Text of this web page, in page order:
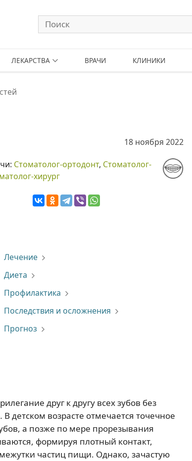
ЛЕКАРСТВА ВРАЧИ КЛИНИКИ
18 ноября 2022
Стоматолог-ортодонт, Стоматолог-
хирург
Лечение
Диета
Профилактика
Последствия и осложнения
Прогноз
друг к другу всех зубов без
детском возрасте отмечается точечное
а позже по мере прорезывания
формируя плотный контакт,
частиц пищи. Однако, зачастую